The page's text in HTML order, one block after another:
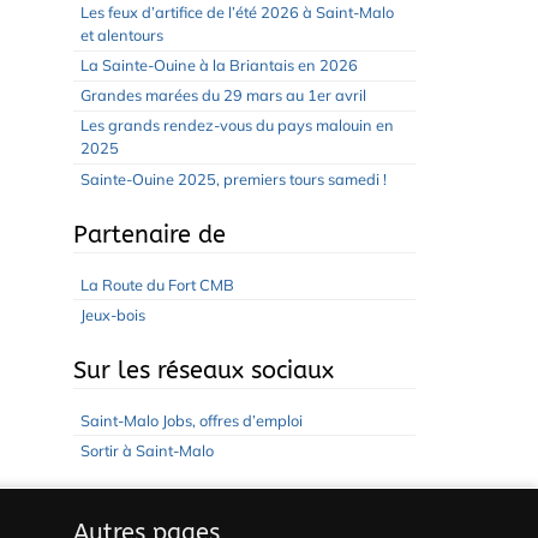
Les feux d’artifice de l’été 2026 à Saint-Malo
et alentours
La Sainte-Ouine à la Briantais en 2026
Grandes marées du 29 mars au 1er avril
Les grands rendez-vous du pays malouin en
2025
Sainte-Ouine 2025, premiers tours samedi !
Partenaire de
La Route du Fort CMB
Jeux-bois
Sur les réseaux sociaux
Saint-Malo Jobs, offres d’emploi
Sortir à Saint-Malo
Autres pages